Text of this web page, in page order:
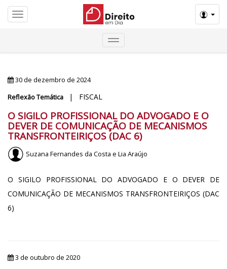
Menú
30 de dezembro de 2024
Reflexão Temática
| FISCAL
O SIGILO PROFISSIONAL DO ADVOGADO E O
DEVER DE COMUNICAÇÃO DE MECANISMOS
TRANSFRONTEIRIÇOS (DAC 6)
Suzana Fernandes da Costa e Lia Araújo
O SIGILO PROFISSIONAL DO ADVOGADO E O DEVER DE
COMUNICAÇÃO DE MECANISMOS TRANSFRONTEIRIÇOS (DAC
6)
3 de outubro de 2020